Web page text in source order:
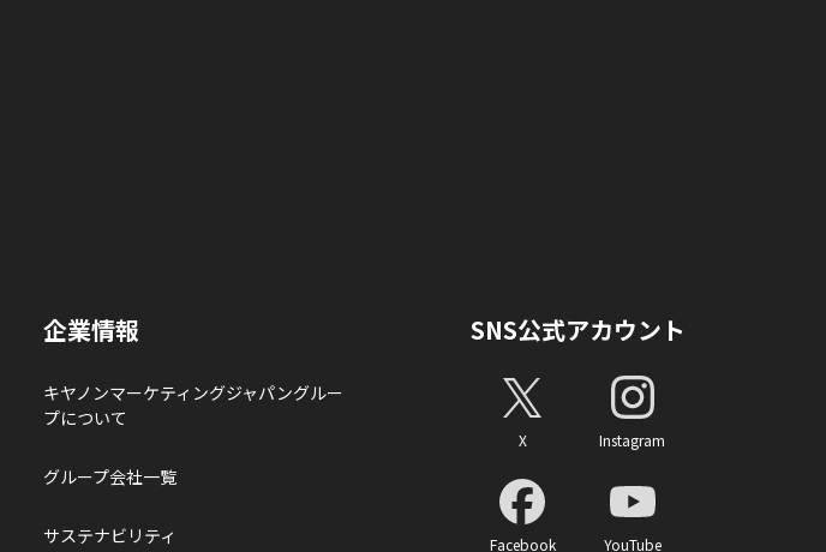
企業情報
キヤノンマーケティングジャパングルー
プについて
グループ会社一覧
サステナビリティ
SNS公式アカウント
X Instagram
Facebook YouTube